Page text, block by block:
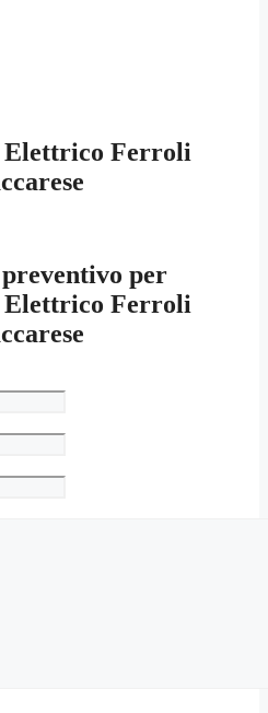
Elettrico Ferroli
per
Elettrico Ferroli